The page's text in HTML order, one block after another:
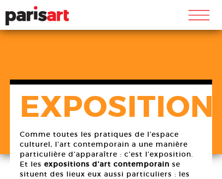
m
Comme toutes les pratiques de l’espace
culturel, l’art contemporain a une manière
particulière d’apparaître : c’est l’exposition.
Et les expositions d’art contemporain se
situent des lieux eux aussi particuliers : les